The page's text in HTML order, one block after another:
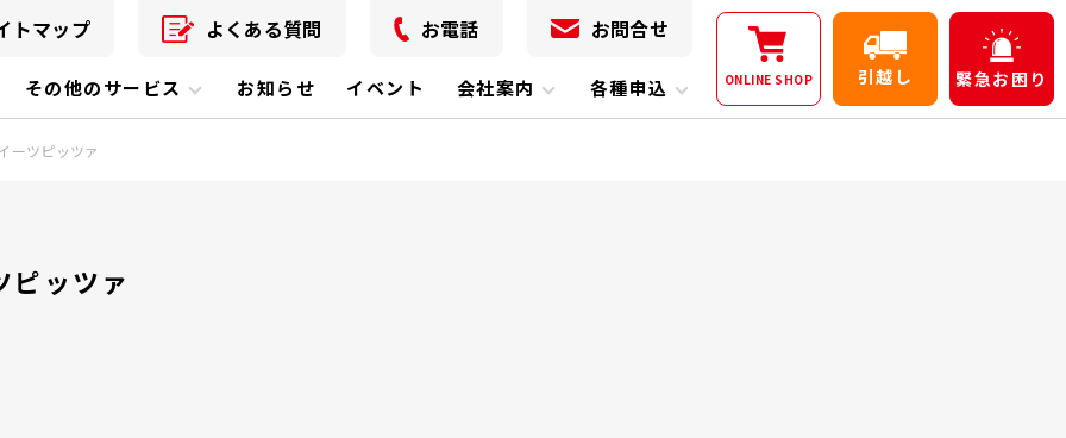
その他のサービス お知らせ イベント 会社案内 各種申込
トマップ よくある質問 お電話 お問合せ
ONLINE SHOP 引越し 緊急お困り
ーツピッツァ
ピッツァ